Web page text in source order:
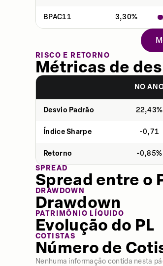
BPAC11 3,30%
RISCO E RETORNO
Métricas de
NO
Desvio Padrão 22,43%
Índice Sharpe -0,71
Retorno -0,85%
SPREAD
Spread entre o
DRAWDOWN
Drawdown
PATRIMÔNIO LÍQUIDO
Evolução do PL
COTISTAS
Número de
Nenhuma informação contida nesta